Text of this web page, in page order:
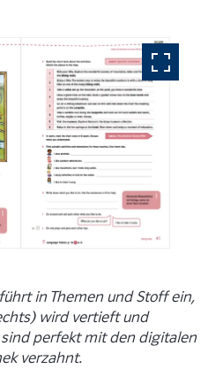
in Themen und Stoff ein,
wird vertieft und
sind perfekt mit den digitalen
verzahnt.